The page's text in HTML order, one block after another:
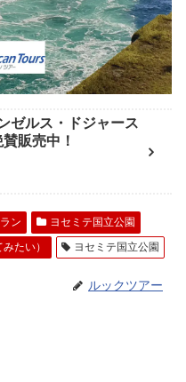
ゼルス・ドジャース
販売中！
ン
ヨセミテ国立公園
たい） ヨセミテ国立公園
ルックツアー